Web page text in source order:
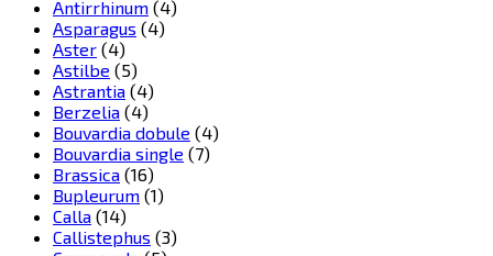
Antirrhinum (4)
Asparagus (4)
Aster (4)
Astilbe (5)
Astrantia (4)
Berzelia (4)
Bouvardia dobule (4)
Bouvardia single (7)
Brassica (16)
Bupleurum (1)
Calla (14)
Callistephus (3)